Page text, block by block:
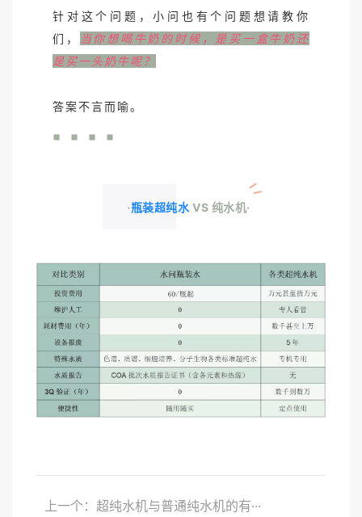
针对这个问题，小问也有个问题想请教你
们，
当你想喝牛奶的时候，是买一盒牛奶还
是买一头奶牛呢？
答案不言而喻。
·瓶装超纯水 VS 纯水机·
上一个：超纯水机与普通纯水机的有···